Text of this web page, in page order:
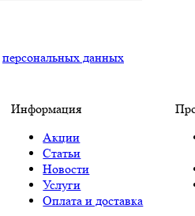
персональных данных
Информация
Акции
Статьи
Новости
Услуги
Оплата и доставка